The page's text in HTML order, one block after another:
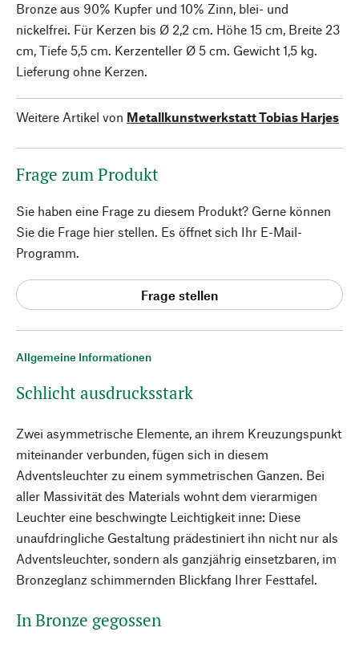
Allgemeine Informationen
Schlicht ausdrucksstark
Zwei asymmetrische Elemente, an ihrem Kreuzungspunkt
miteinander verbunden, fügen sich in diesem
Adventsleuchter zu einem symmetrischen Ganzen. Bei
aller Massivität des Materials wohnt dem vierarmigen
Leuchter eine beschwingte Leichtigkeit inne: Diese
unaufdringliche Gestaltung prädestiniert ihn nicht nur als
Adventsleuchter, sondern als ganzjährig einsetzbaren, im
Bronzeglanz schimmernden Blickfang Ihrer Festtafel.
In Bronze gegossen
Bronze aus 90% Kupfer und 10% Zinn, blei- und
nickelfrei. Für Kerzen bis Ø 2,2 cm. Höhe 15 cm, Breite 23
cm, Tiefe 5,5 cm. Kerzenteller Ø 5 cm. Gewicht 1,5 kg.
Lieferung ohne Kerzen.
Weitere Artikel von Metallkunstwerkstatt Tobias Harjes
Frage zum Produkt
Sie haben eine Frage zu diesem Produkt? Gerne können
Sie die Frage hier stellen. Es öffnet sich Ihr E-Mail-
Programm.
Frage stellen